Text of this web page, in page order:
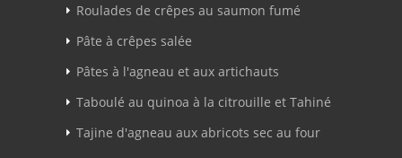
Roulades de crêpes au saumon fumé
Pâte à crêpes salée
Pâtes à l'agneau et aux artichauts
Taboulé au quinoa à la citrouille et Tahiné
Tajine d'agneau aux abricots sec au four